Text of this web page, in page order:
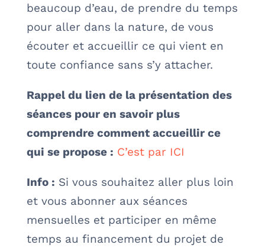
beaucoup d’eau, de prendre du temps
pour aller dans la nature, de vous
écouter et accueillir ce qui vient en
toute confiance sans s’y attacher.
Rappel du lien de la présentation des
séances pour en savoir plus
comprendre comment accueillir ce
qui se propose : C’est par ICI
Info : Si vous souhaitez aller plus loin
et vous abonner aux séances
mensuelles et participer en même
temps au financement du projet de